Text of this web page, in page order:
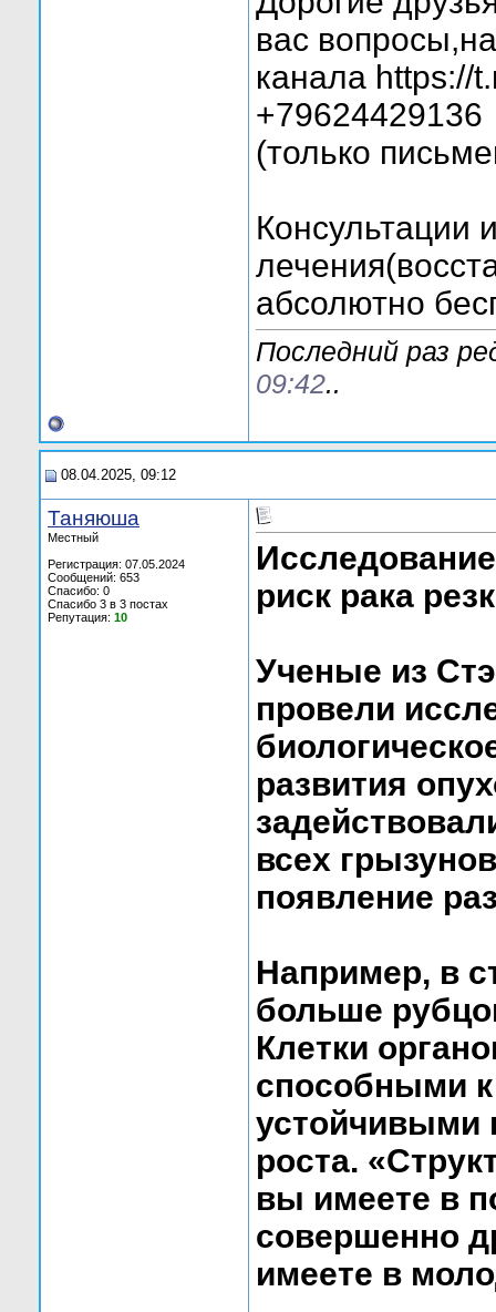
вас
канала https://
+79624429136
(только
Консультации
абсолютно
Последний раз
09:42..
08.04.2025, 09:12
Таняюша
Местный
Регистрация: 07.05.2024
Сообщений: 653
Спасибо: 0
Спасибо 3 в 3 постах
Репутация: 10
риск рака
Ученые из
провели
развития
всех
появление
Например, в
больше
Клетки
способными к
устойчивыми
роста.
вы имеете в
совершенно
имеете в